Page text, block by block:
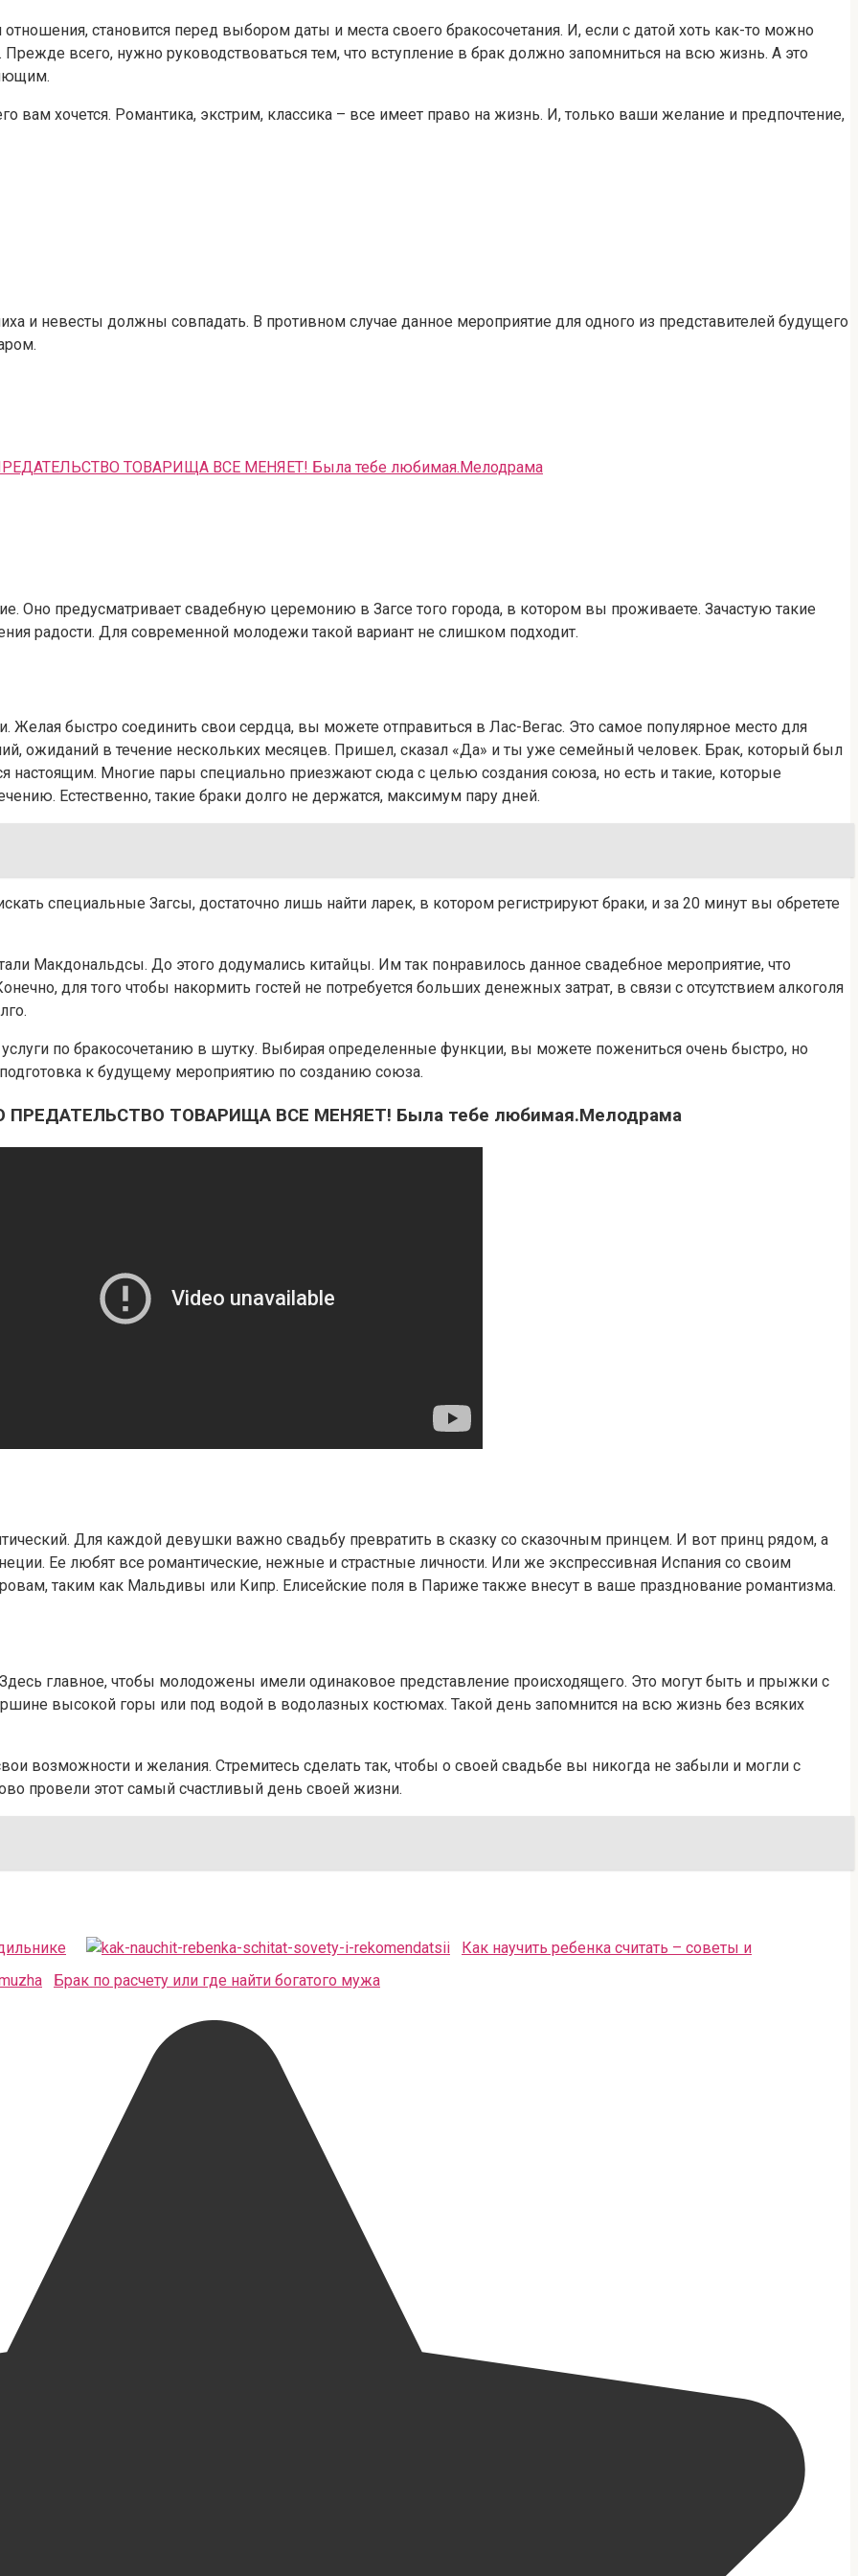
становится перед выбором даты и места своего бракосочетания. И, если с датой хоть как-то можно
всего, нужно руководствоваться тем, что вступление в брак должно запомниться на всю жизнь. А это
вам хочется. Романтика, экстрим, классика – все имеет право на жизнь. И, только ваши желание и предпочтение,
и невесты должны совпадать. В противном случае данное мероприятие для одного из представителей будущего
ТОВАРИЩА ВСЕ МЕНЯЕТ! Была тебе любимая.Мелодрама
Оно предусматривает свадебную церемонию в Загсе того города, в котором вы проживаете. Зачастую такие
радости. Для современной молодежи такой вариант не слишком подходит.
быстро соединить свои сердца, вы можете отправиться в Лас-Вегас. Это самое популярное место для
ожиданий в течение нескольких месяцев. Пришел, сказал «Да» и ты уже семейный человек. Брак, который был
настоящим. Многие пары специально приезжают сюда с целью создания союза, но есть и такие, которые
Естественно, такие браки долго не держатся, максимум пару дней.
специальные Загсы, достаточно лишь найти ларек, в котором регистрируют браки, и за 20 минут вы обретете
Макдональдсы. До этого додумались китайцы. Им так понравилось данное свадебное мероприятие, что
для того чтобы накормить гостей не потребуется больших денежных затрат, в связи с отсутствием алкоголя
по бракосочетанию в шутку. Выбирая определенные функции, вы можете пожениться очень быстро, но
к будущему мероприятию по созданию союза.
ТОВАРИЩА ВСЕ МЕНЯЕТ! Была тебе любимая.Мелодрама
Для каждой девушки важно свадьбу превратить в сказку со сказочным принцем. И вот принц рядом, а
Ее любят все романтические, нежные и страстные личности. Или же экспрессивная Испания со своим
таким как Мальдивы или Кипр. Елисейские поля в Париже также внесут в ваше празднование романтизма.
главное, чтобы молодожены имели одинаковое представление происходящего. Это могут быть и прыжки с
высокой горы или под водой в водолазных костюмах. Такой день запомнится на всю жизнь без всяких
возможности и желания. Стремитесь сделать так, чтобы о своей свадьбе вы никогда не забыли и могли с
провели этот самый счастливый день своей жизни.
Как научить ребенка считать – советы и
Брак по расчету или где найти богатого мужа